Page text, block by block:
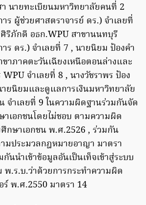
นายทะเบียนมหาวิทยาลัยคนที่ 2
ร ผู้ช่วยศาสตราจารย์ ดร.) จำเลยที่
ริภักดี อธก.WPU สาขานนทบุรี
ร ดร.) จำเลยที่ 7 , นายนิยม ป้องคำ
าภาคตะวันเฉียงเหนือตอนล่างและ
จำเลยที่ 8 , นางวัชราพร ป้อง
ยนิยมและดูแลการเงินมหาวิทยาลัย
จำเลยที่ 9 ในความผิดฐานร่วมกันจัด
เอกชนโดยไม่ชอบ ตามความผิด
กษาเอกชน พ.ศ.2526 , ร่วมกัน
มประมวลกฎหมายอาญา มาตรา
นนำเข้าข้อมูลอันเป็นเท็จเข้าสู่ระบบ
พ.ร.บ.ว่าด้วยการกระทําความผิด
ร์ พ.ศ.2550 มาตรา 14